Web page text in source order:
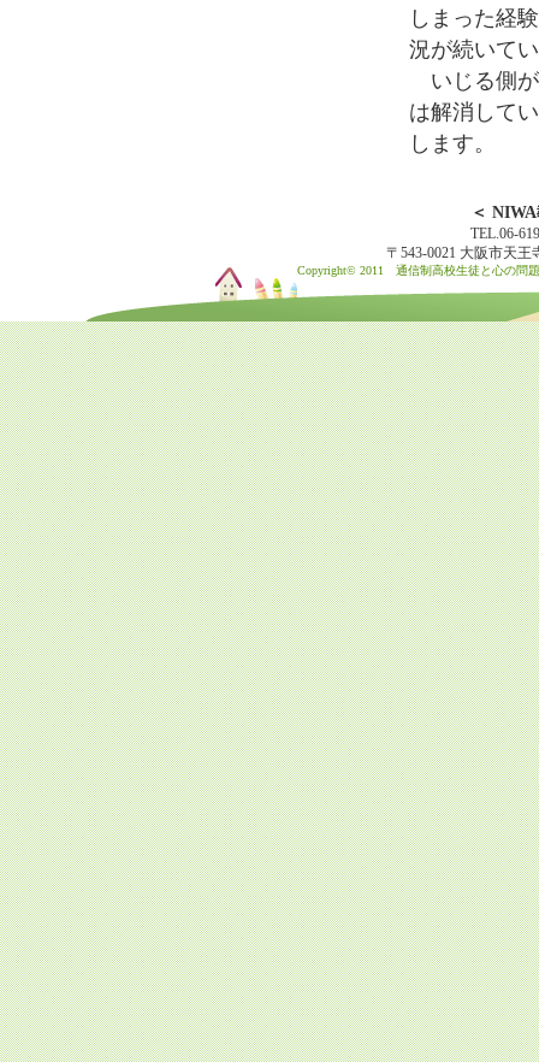
しまった経
況が続いて
いじる側が
は解消して
します。
＜
TEL.06-
〒543-0021 大阪市天
Copyright© 2011 通信制高校生徒と心の問